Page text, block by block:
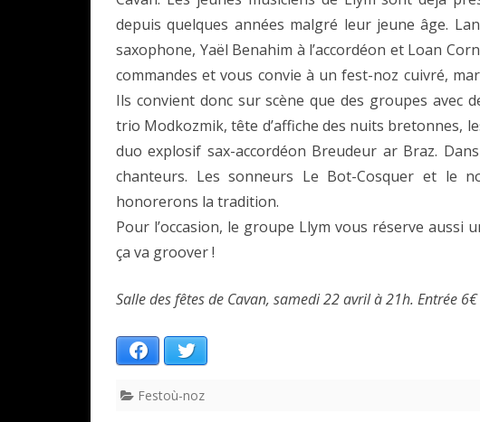
depuis quelques années malgré leur jeune âge.
saxophone, Yaël Benahim à l’accordéon et Loan
commandes et vous convie à un fest-noz cuivré,
Ils convient donc sur scène que des groupes avec
trio Modkozmik, tête d’affiche des nuits bretonnes,
duo explosif sax-accordéon Breudeur ar Braz.
chanteurs. Les sonneurs Le Bot-Cosquer et le
honorerons la tradition.
Pour l’occasion, le groupe Llym vous réserve aussi
ça va groover !
Salle des fêtes de Cavan, samedi 22 avril à 21h. Entrée
Facebook
Festoù-noz